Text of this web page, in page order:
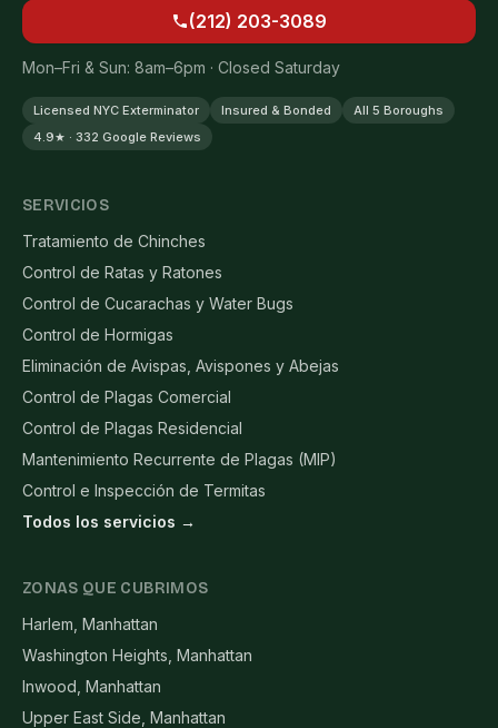
(212) 203-3089
Mon–Fri & Sun: 8am–6pm · Closed Saturday
Licensed NYC Exterminator Insured & Bonded
All 5 Boroughs
4.9★ · 332 Google Reviews
SERVICIOS
Tratamiento de Chinches
Control de Ratas y Ratones
Control de Cucarachas y Water Bugs
Control de Hormigas
Eliminación de Avispas, Avispones y Abejas
Control de Plagas Comercial
Control de Plagas Residencial
Mantenimiento Recurrente de Plagas (MIP)
Control e Inspección de Termitas
Todos los servicios →
ZONAS QUE CUBRIMOS
Harlem, Manhattan
Washington Heights, Manhattan
Inwood, Manhattan
Upper East Side, Manhattan